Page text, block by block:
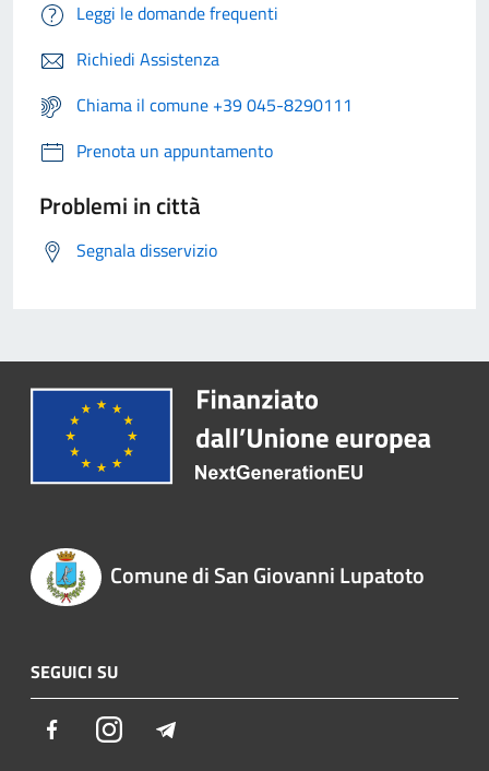
Leggi le domande frequenti
Richiedi Assistenza
Chiama il comune +39 045-8290111
Prenota un appuntamento
Problemi in città
Segnala disservizio
Comune di San Giovanni Lupatoto
SEGUICI SU
FacebookInstagram